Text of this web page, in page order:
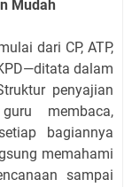
Mudah
dari CP, ATP,
dalam
penyajian
membaca,
bagiannya
memahami
sampai